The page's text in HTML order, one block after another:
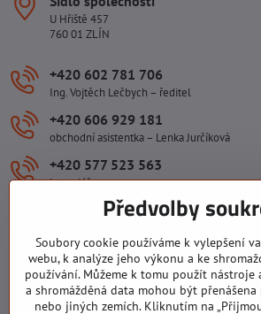
U Hřiště 457
760 01 ZLÍN
+420 602 781 706
Ing. Vojtěch Lečbych – ředitel
+420 606 929 181
obchodní asistentka – Lenka Jurčíková
+420 577 523 563
kancelář
ivlecbych​@seznam​.cz
Důležité odkazy
Předvolby
Soubory cookie používáme k vylepšení
webu, k analýze jeho výkonu a ke
používání. Můžeme k tomu použít nástroje
a shromážděná data mohou být přenášena
nebo jiných zemích. Kliknutím na